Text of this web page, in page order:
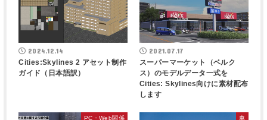
2024.12.14
Cities:Skylines 2 アセット制作
ガイド（日本語訳）
2021.07.17
スーパーマーケット（ベルク
ス）のモデルデータ一式を
Cities: Skylines向けに素材配布
します
PC・Web関係 車